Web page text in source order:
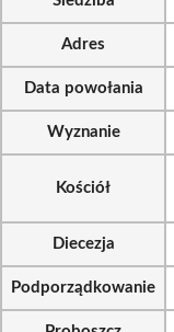
Adres
Data powołania
Wyznanie
Kościół
Diecezja
Podporządkowanie